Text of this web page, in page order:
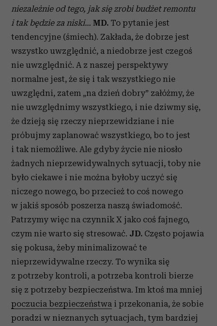
niezależnie od tego, jak się zrobi budżet remontu
i tak będzie za niski… MD. To pytanie jest
tendencyjne (śmiech). Zakłada, że dobrze jest
wszystko uwzględnić, a niedobrze jest czegoś
nie uwzględnić. A z naszej perspektywy
normalne jest, że się i tak wszystkiego nie
uwzględni, zatem „na dzień dobry” załóżmy, że
nie uwzględnimy wszystkiego, i nie dziwmy się,
że dzieją się rzeczy nieprzewidziane i nie
próbujmy zaplanować wszystkiego, bo to jest
i tak niemożliwe. Ale gdyby życie nie niosło
żadnych nieprzewidywalnych sytuacji, toby nie
było ciekawe i nie można byłoby uczyć się
niczego nowego, bo przecież to coś nowego
w jakiś sposób poszerza naszą świadomość.
Patrzymy więc na czynnik X jako coś fajnego,
czym nie warto się stresować. JD. Często pojawia
się pokusa, żeby minimalizować te
nieprzewidywalne rzeczy. To wynika się
z potrzeby kontroli, a potrzeba kontroli bierze
się z potrzeby bezpieczeństwa. Im ktoś ma mniej
poczucia bezpieczeństwa i przekonania, że sobie
poradzi w nieznanych sytuacjach, tym bardziej